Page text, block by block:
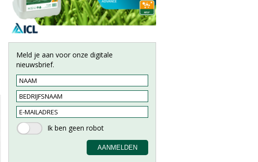
Meld je aan voor onze digitale
nieuwsbrief.